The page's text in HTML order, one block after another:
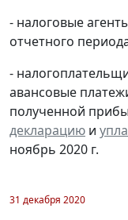
- налоговые
отчетного
-
авансовые
полученной
декларацию и
ноябрь 2020 г.
31 декабря 2020